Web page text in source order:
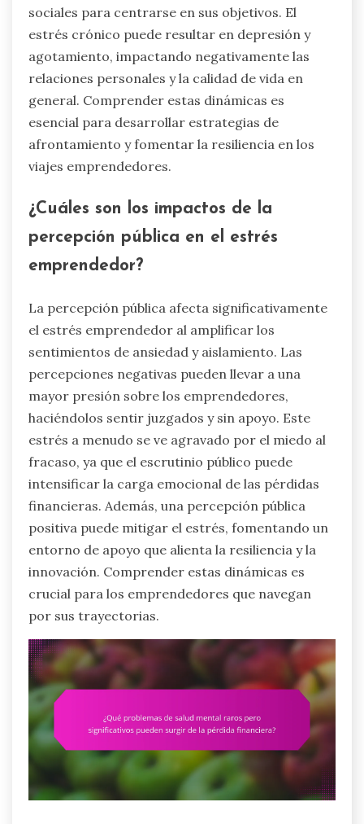
sociales para centrarse en sus objetivos. El
estrés crónico puede resultar en depresión y
agotamiento, impactando negativamente las
relaciones personales y la calidad de vida en
general. Comprender estas dinámicas es
esencial para desarrollar estrategias de
afrontamiento y fomentar la resiliencia en los
viajes emprendedores.
¿Cuáles son los impactos de la
percepción pública en el estrés
emprendedor?
La percepción pública afecta significativamente
el estrés emprendedor al amplificar los
sentimientos de ansiedad y aislamiento. Las
percepciones negativas pueden llevar a una
mayor presión sobre los emprendedores,
haciéndolos sentir juzgados y sin apoyo. Este
estrés a menudo se ve agravado por el miedo al
fracaso, ya que el escrutinio público puede
intensificar la carga emocional de las pérdidas
financieras. Además, una percepción pública
positiva puede mitigar el estrés, fomentando un
entorno de apoyo que alienta la resiliencia y la
innovación. Comprender estas dinámicas es
crucial para los emprendedores que navegan
por sus trayectorias.